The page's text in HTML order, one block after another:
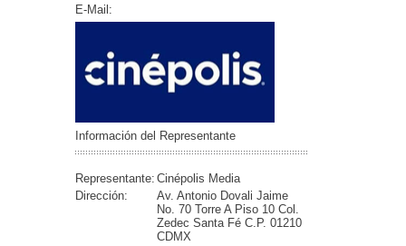
E-Mail:
Información del Representante
Representante: Cinépolis Media
Dirección:
Av. Antonio Dovali Jaime
No. 70 Torre A Piso 10 Col.
Zedec Santa Fé C.P. 01210
CDMX